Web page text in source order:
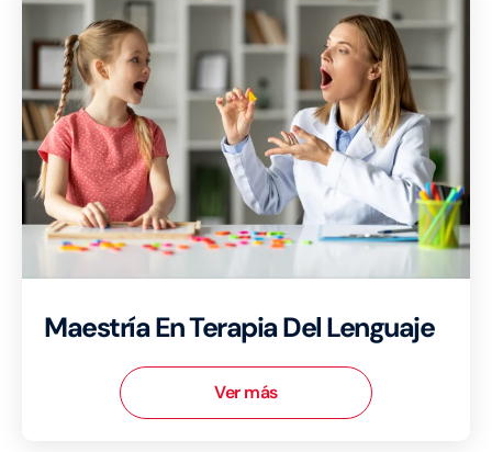
Maestría En Terapia Del Lenguaje
Ver más